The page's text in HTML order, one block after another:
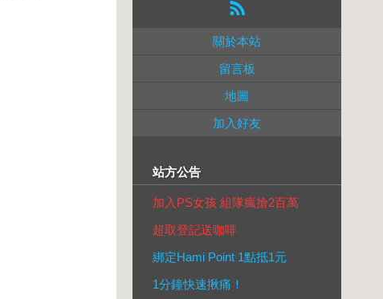
關於本站
留言板
地圖
加入好友
站方公告
加入PS女孩 組隊瘋搶2百萬
超取登記送咖啡
綁定Hami Point 1點抵1元
1分鐘快速揪痛！